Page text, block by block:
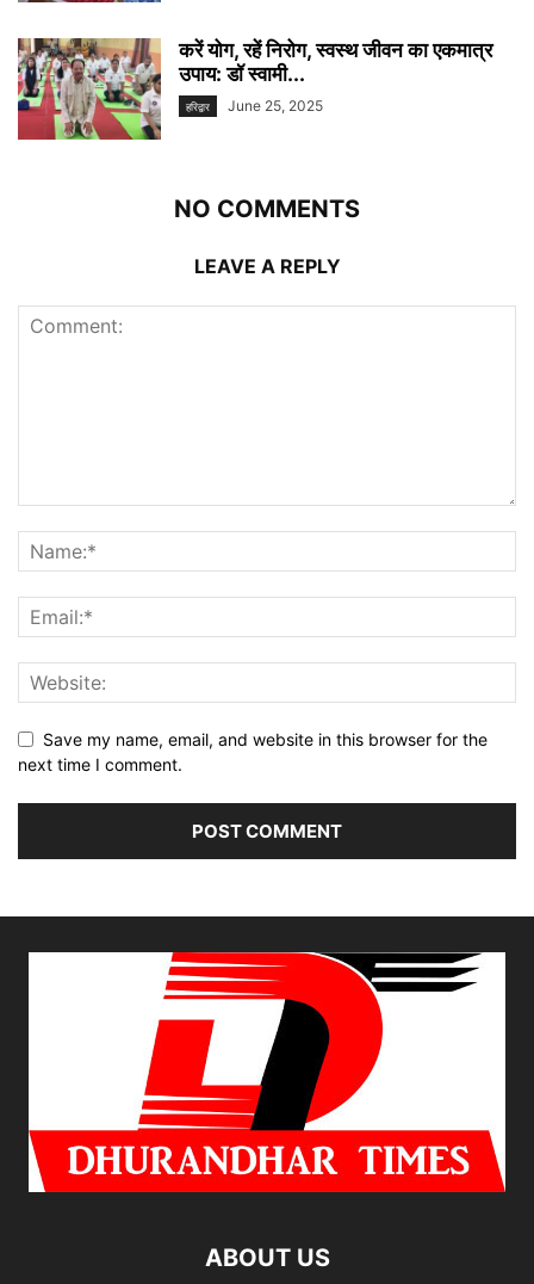
करें योग, रहें निरोग, स्वस्थ जीवन का एकमात्र
उपाय: डॉ स्वामी...
हरिद्वार June 25, 2025
NO COMMENTS
LEAVE A REPLY
Save my name, email, and website in this browser for the
next time I comment.
ABOUT US